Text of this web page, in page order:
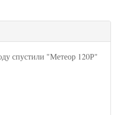
спустили "Метеор 120Р"